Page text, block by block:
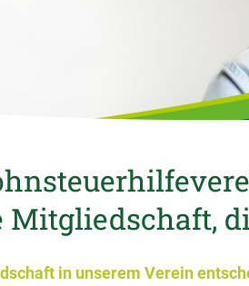
Mitgliedschaft,
in unserem Verein